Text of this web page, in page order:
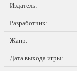
Издатель:
Разработчик:
Жанр:
Дата выхода игры: